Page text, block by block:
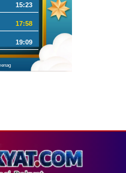
15:23
17:58
19:09